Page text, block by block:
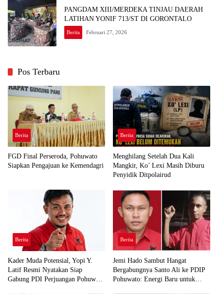
PANGDAM XIII/MERDEKA TINJAU DAERAH
LATIHAN YONIF 713/ST DI GORONTALO
Berita Februari 27, 2026
Pos Terbaru
Berita
FGD Final Perseroda, Pohuwato
Siapkan Pengajuan ke Kemendagri
Berita
Menghilang Setelah Dua Kali
Mangkir, Ko’ Lexi Masih Diburu
Penyidik Ditpolairud
Berita
Kader Muda Potensial, Yopi Y.
Latif Resmi Nyatakan Siap
Gabung PDI Perjuangan Pohuwato
Berita
Jemi Hado Sambut Hangat
Bergabungnya Santo Ali ke PDIP
Pohuwato: Energi Baru untuk